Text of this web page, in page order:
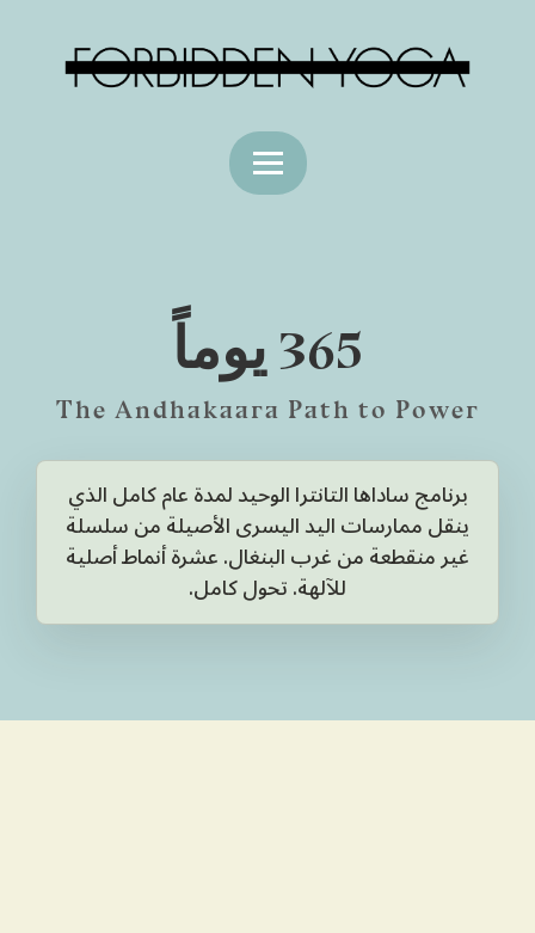
365 يوماً
The Andhakaara Path to Power
برنامج ساداها التانترا الوحيد لمدة عام كامل الذي
ينقل ممارسات اليد اليسرى الأصيلة من سلسلة
غير منقطعة من غرب البنغال. عشرة أنماط أصلية
للآلهة. تحول كامل.